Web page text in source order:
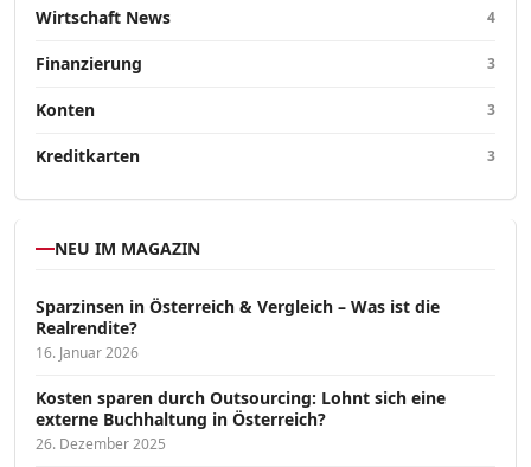
Wirtschaft News 4
Finanzierung 3
Konten 3
Kreditkarten 3
NEU IM MAGAZIN
Sparzinsen in Österreich & Vergleich – Was ist die
Realrendite?
16. Januar 2026
Kosten sparen durch Outsourcing: Lohnt sich eine
externe Buchhaltung in Österreich?
26. Dezember 2025